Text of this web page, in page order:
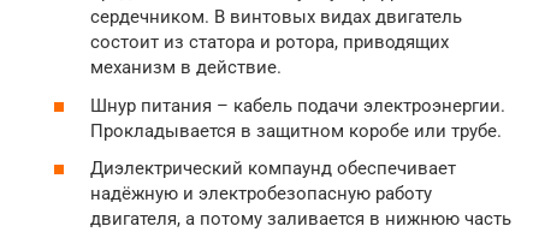
сердечником. В винтовых видах двигатель
состоит из статора и ротора, приводящих
механизм в действие.
Шнур питания – кабель подачи электроэнергии.
Прокладывается в защитном коробе или трубе.
Диэлектрический компаунд обеспечивает
надёжную и электробезопасную работу
двигателя, а потому заливается в нижнюю часть